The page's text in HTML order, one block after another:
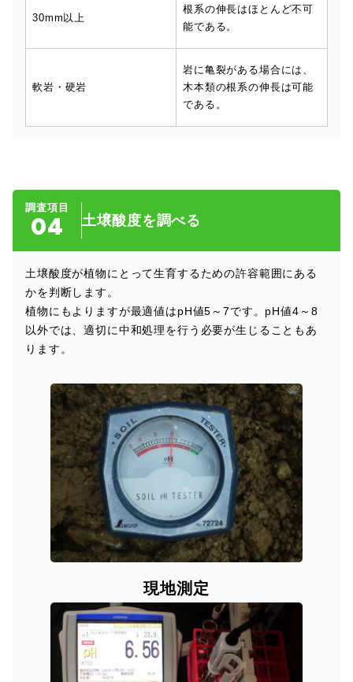
30mm以上
根系の伸長はほとんど不可
能である。
軟岩・硬岩
岩に亀裂がある場合には、
木本類の根系の伸長は可能
である。
調査項目
04 土壌酸度を調べる
土壌酸度が植物にとって生育するための許容範囲にある
かを判断します。
植物にもよりますが最適値はpH値5～7です。pH値4～8
以外では、適切に中和処理を行う必要が生じることもあ
ります。
現地測定